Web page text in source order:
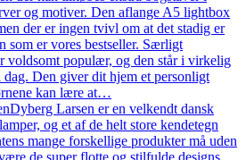
og motiver. Den aflange A5 lightbox
der er ingen tvivl om at det stadig er
som er vores bestseller. Særligt
voldsomt populær, og den står i virkelig
dag. Den giver dit hjem et personligt
kan lære at…
Dyberg Larsen er en velkendt dansk
og et af de helt store kendetegn
mange forskellige produkter må uden
de super flotte og stilfulde designs,